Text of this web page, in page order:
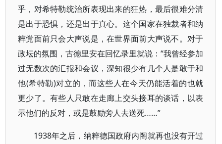
乎，对希特勒统治所表现出来的狂热，最后很难分清
是出于恐惧，还是出于真心。这个国家在独裁者和纳
粹党面前只会大声说是，在世界面前大声说不。对于
政坛的氛围，古德里安在回忆录里就说：“我曾经参加
过无数次的汇报和会议，深知很少有几个人是敢于和
他(希特勒)对立的，而这些人在今天仍能活着的也就
更少了。有些人只敢在走廊上交头接耳的谈话，以表
示他们的反对，或是鼓励旁人去送死……”
1938年之后，纳粹德国政府内阁就再也没有开过